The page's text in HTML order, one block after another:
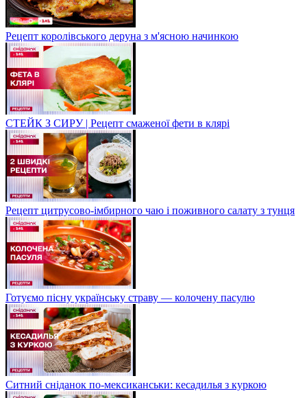
Рецепт королівського деруна з м'ясною начинкою
СТЕЙК З СИРУ | Рецепт смаженої фети в клярі
Рецепт цитрусово-імбирного чаю і поживного салату з тунця
Готуємо пісну українську страву — колочену пасулю
Ситний сніданок по-мексиканськи: кесадилья з куркою